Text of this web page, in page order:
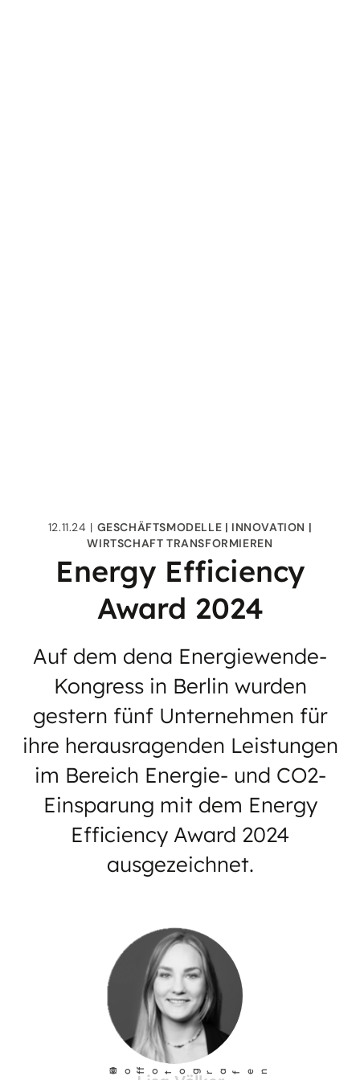
12.11.24 GESCHÄFTSMODELLE
INNOVATION
WIRTSCHAFT TRANSFORMIEREN
Energy Efficiency
Award 2024
Auf dem dena Energiewende-
Kongress in Berlin wurden
gestern fünf Unternehmen für
ihre herausragenden Leistungen
im Bereich Energie- und CO2-
Einsparung mit dem Energy
Efficiency Award 2024
ausgezeichnet.
©
Ho f
fotog r
a fen